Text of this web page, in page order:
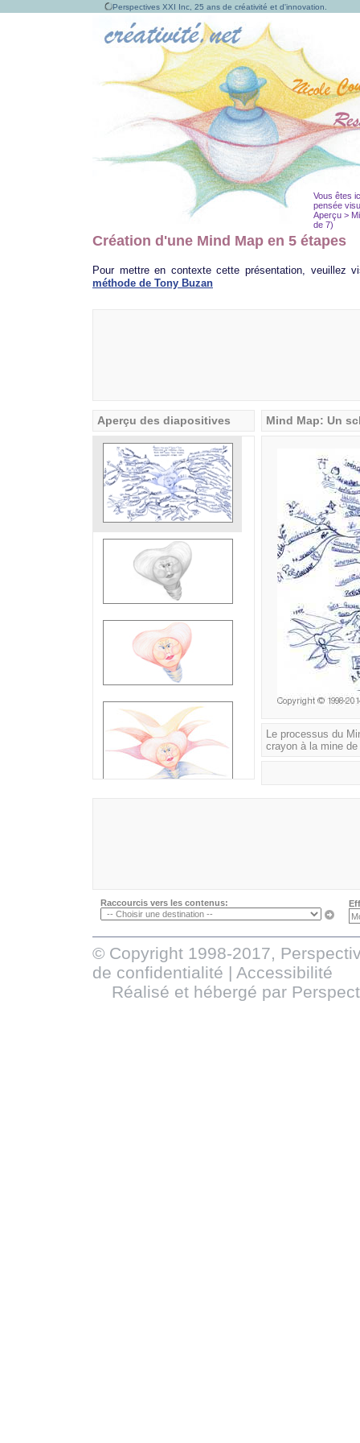
Perspectives XXI Inc, 25 ans de créativité et d'innovation.
Vous êtes
pensée
Aperçu >
de 7)
Création d'une Mind Map en 5 étapes
Pour mettre en contexte cette présentation, veuillez
méthode de Tony Buzan
Aperçu des diapositives
Le processus du
crayon à la mine
Raccourcis vers les contenus:
© Copyright 1998-2017,
de confidentialité | Accessibilité
Réalisé et hébergé par